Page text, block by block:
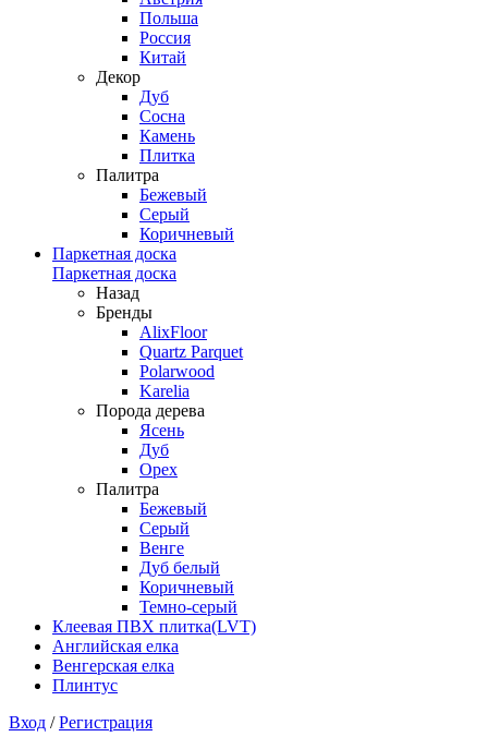
Польша
Россия
Китай
Декор
Дуб
Сосна
Камень
Плитка
Палитра
Бежевый
Серый
Коричневый
Паркетная доска
Паркетная доска
Назад
Бренды
AlixFloor
Quartz Parquet
Polarwood
Karelia
Порода дерева
Ясень
Дуб
Орех
Палитра
Бежевый
Серый
Венге
Дуб белый
Коричневый
Темно-серый
Клеевая ПВХ плитка(LVT)
Английская елка
Венгерская елка
Плинтус
Вход /Регистрация